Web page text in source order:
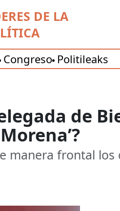
DE LA
Congreso Politileaks
de
manera frontal